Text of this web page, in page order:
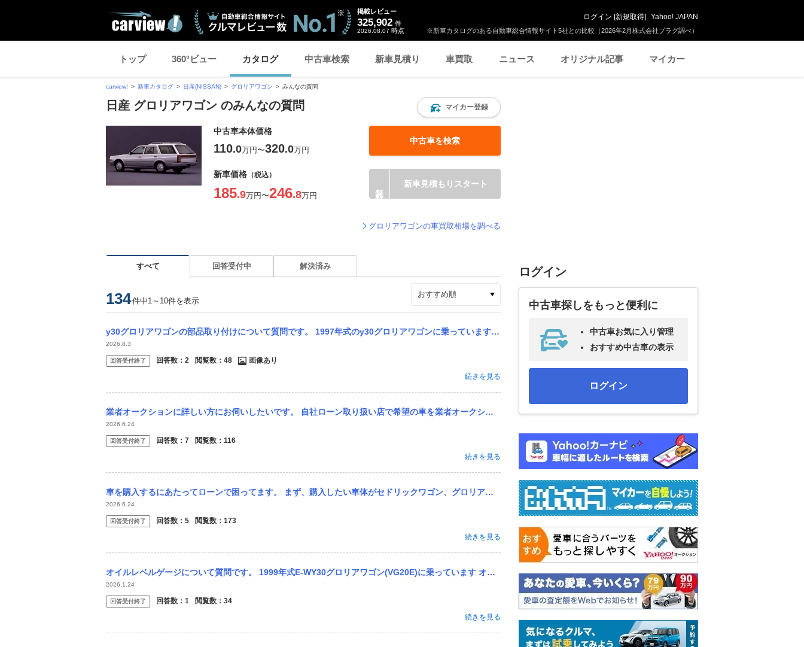
※新車カタログのある自動車総合情報サイト5社との比較（2026年2月株式会社プラグ調べ）
掲載レビュー
325,902 件
2026.08.07 時点
ログイン [新規取得] Yahoo! JAPAN
トップ 360°ビュー カタログ 中古車検索 新車見積り 車買取 ニュース オリジナル記事 マイカー
carview! 新車カタログ 日産(NISSAN) グロリアワゴン みんなの質問
日産 グロリアワゴン のみんなの質問 マイカー登録
中古車本体価格
110.0万円〜320.0万円
中古車を検索
新車価格 （税込）
185.9万円〜246.8万円
新車見積もりスタート
グロリアワゴンの車買取相場を調べる
すべて 回答受付中 解決済み
134件中1～10件を表示
y30グロリアワゴンの部品取り付けについて質問です。 1997年式のy30グロリアワゴンに乗っています。 先日、フロントグリルを外してからまた付け直そうと思ったら、うまく着けることができません...
2026.8.3
回答受付終了 回答数： 2 閲覧数： 48
画像あり
続きを見る
業者オークションに詳しい方にお伺いしたいです。 自社ローン取り扱い店で希望の車を業者オークションにて購入し、それを自社ローンにて購入可能とのことです。 詳しい内容は、お店としては120万円（毎...
2026.6.24
回答受付終了 回答数： 7 閲覧数： 116
続きを見る
車を購入するにあたってローンで困ってます。 まず、購入したい車体がセドリックワゴン、グロリアワゴンです。 割と古めの車体になるので、在庫がないお店だと自社ローン通せないや探すのが厳しいと断られて...
2026.6.24
回答受付終了 回答数： 5 閲覧数： 173
続きを見る
オイルレベルゲージについて質問です。 1999年式E-WY30グロリアワゴン(VG20E)に乗っています オイルレベルゲージが途中から千切れていてオイルの量がわかりません 色々と調べて品番(11...
2026.1.24
回答受付終了 回答数： 1 閲覧数： 34
続きを見る
ログイン
中古車探しをもっと便利に
中古車お気に入り管理
おすすめ中古車の表示
ログイン